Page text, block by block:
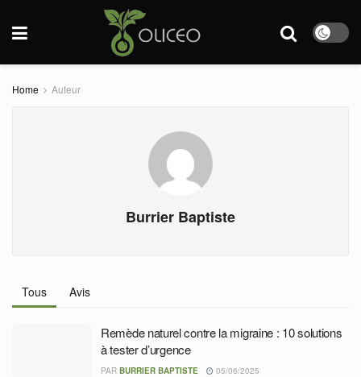
Home Auteur
Burrier Baptiste
Tous Avis
Remède naturel contre la migraine : 10 solutions
à tester d’urgence
PAR BURRIER BAPTISTE 05/06/2025